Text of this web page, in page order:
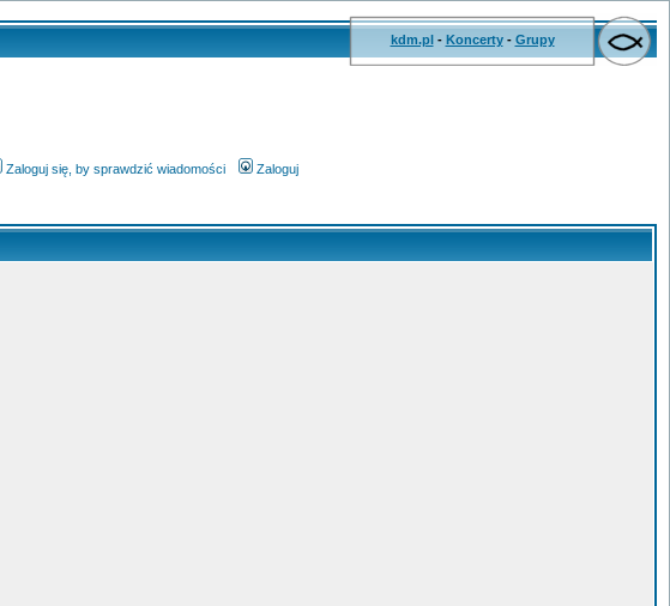
kdm.pl- Koncerty- Grupy
Zaloguj się, by sprawdzić wiadomości Zaloguj